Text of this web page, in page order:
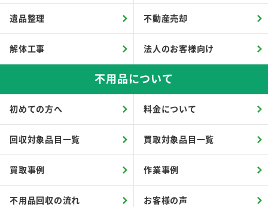
遺品整理 不動産売却
解体工事 法人のお客様向け
不用品について
初めての方へ 料金について
回収対象品目一覧 買取対象品目一覧
買取事例 作業事例
不用品回収の流れ お客様の声